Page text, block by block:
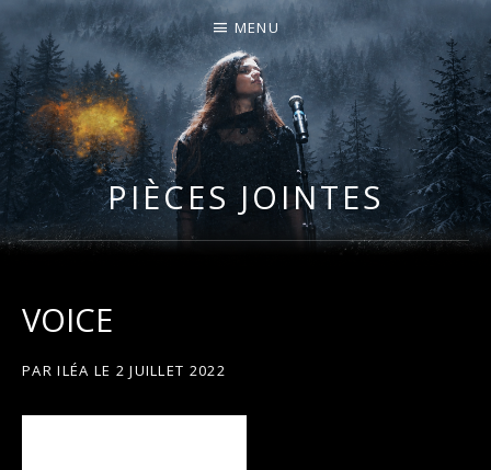
I
L
É
A
LA PLUS CELTIQUE DES AUVERGNATES !
MENU
PIÈCES JOINTES
VOICE
PARILÉA LE 2 JUILLET 2022